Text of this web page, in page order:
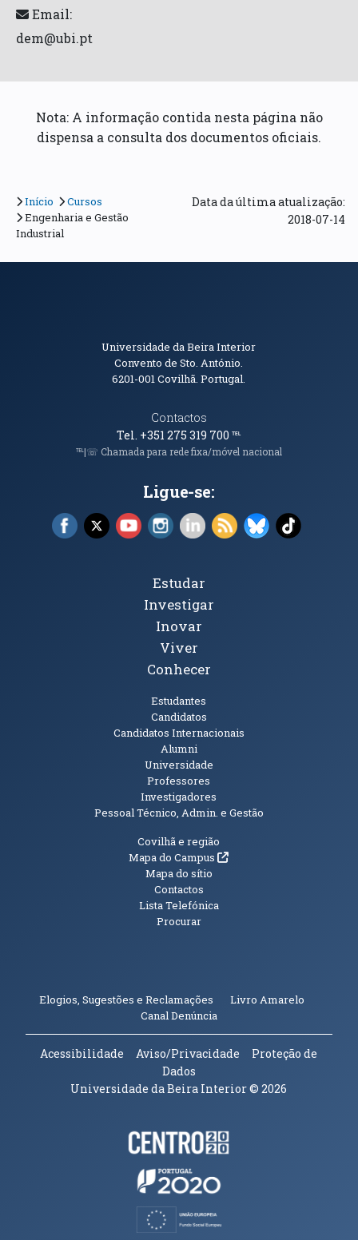
Email:
dem@ubi.pt
Nota: A informação contida nesta página não
dispensa a consulta dos documentos oficiais.
Início
Cursos
Engenharia e Gestão
Industrial
Data da última atualização:
2018-07-14
Informações de Contacto
Universidade da Beira Interior
Convento de Sto. António.
6201-001Covilhã. Portugal.
Contactos
Tel. +351 275 319 700℡
℡|☏ Chamada para rede fixa/móvel nacional
Ligue-se:
Facebook (abre em nova janela)
X (abre em nova janela)
YouTube (abre em nova janela)
Instagram (abre em nova janela)
LinkedIn (abre em nova
RSS (abre em nova
Bluesky (abre
TikTok
Tópicos Principais
Estudar
Investigar
Inovar
Viver
Conhecer
Estudantes
Candidatos
Candidatos Internacionais
Alumni
Universidade
Professores
Investigadores
Pessoal Técnico, Admin. e Gestão
Informações Adicionais
Covilhã e região
Mapa do Campus(abre em nova janela)
Mapa do sítio
Contactos
Lista Telefónica
Procurar
Elogios, Sugestões e Reclamações Livro Amarelo
Canal Denúncia(abre em nova janela)
Acessibilidade Aviso/Privacidade
Proteção de
Dados
Universidade da Beira Interior© 2026
Parceiros e Financiadores